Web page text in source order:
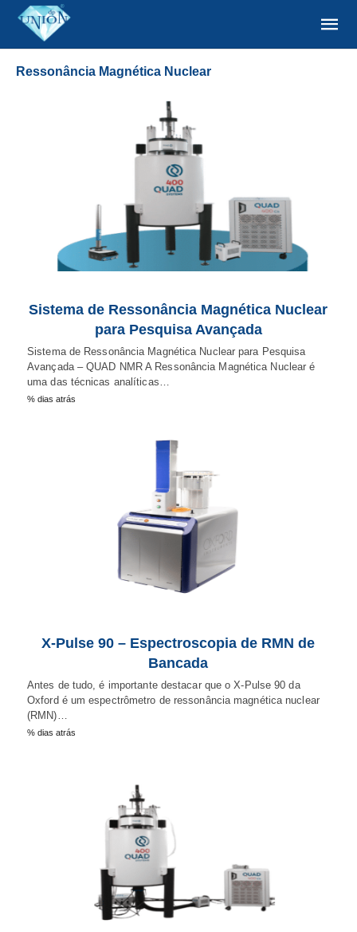
Ressonância Magnética Nuclear
Sistema de Ressonância Magnética Nuclear
para Pesquisa Avançada
Sistema de Ressonância Magnética Nuclear para Pesquisa
Avançada – QUAD NMR A Ressonância Magnética Nuclear é
uma das técnicas analíticas…
% dias atrás
X-Pulse 90 – Espectroscopia de RMN de
Bancada
Antes de tudo, é importante destacar que o X-Pulse 90 da
Oxford é um espectrômetro de ressonância magnética nuclear
(RMN)…
% dias atrás